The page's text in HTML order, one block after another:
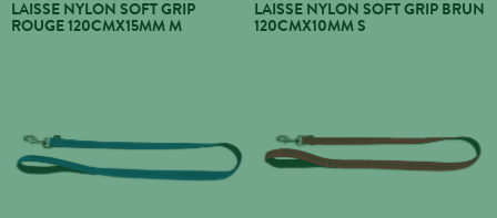
LAISSE NYLON SOFT GRIP
ROUGE 120CMX15MM M
LAISSE NYLON SOFT GRIP BRUN
120CMX10MM S